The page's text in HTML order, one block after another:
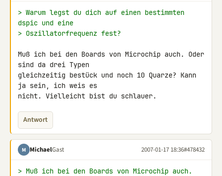
> Warum legst du dich auf einen bestimmten
dspic und eine
> Oszillatorfrequenz fest?
Muß ich bei den Boards von Microchip auch. Oder
sind da drei Typen
gleichzeitig bestück und noch 10 Quarze? Kann
ja sein, ich weis es
Antwort
M MichaelGast 2007-01-17 18:36#478432
> Muß ich bei den Boards von Microchip auch.